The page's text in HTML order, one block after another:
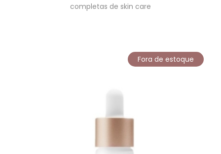
completas de skin care
Fora de estoque